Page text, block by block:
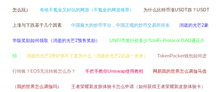
怎么玩） 有啥不氪金又好玩的网游（不氪金的网游推荐） 为什么比特币涨USDT跌？USDT
上涨与下跌基于几个因素 中国最大的炒币平台，中国正规的炒币交易所排名 消逝的光芒2豪
华版奖励如何领取（消逝的光芒2预售奖励） UNFI币发行价多少?UniFi Protocol DAO通证介
绍 消逝的光芒2滑铲用不了是为什么（消逝的光芒2武器一览表） TokenPocket钱包如何进
行转账？EOS无法转账怎么办？ 手把手教你Uniswap使用教程 网易我的世界怎么调伽马值
（我的世界怎么调伽玛） 王者荣耀新皮肤体验卡怎么申请（如何获得王者荣耀新皮肤体验卡）